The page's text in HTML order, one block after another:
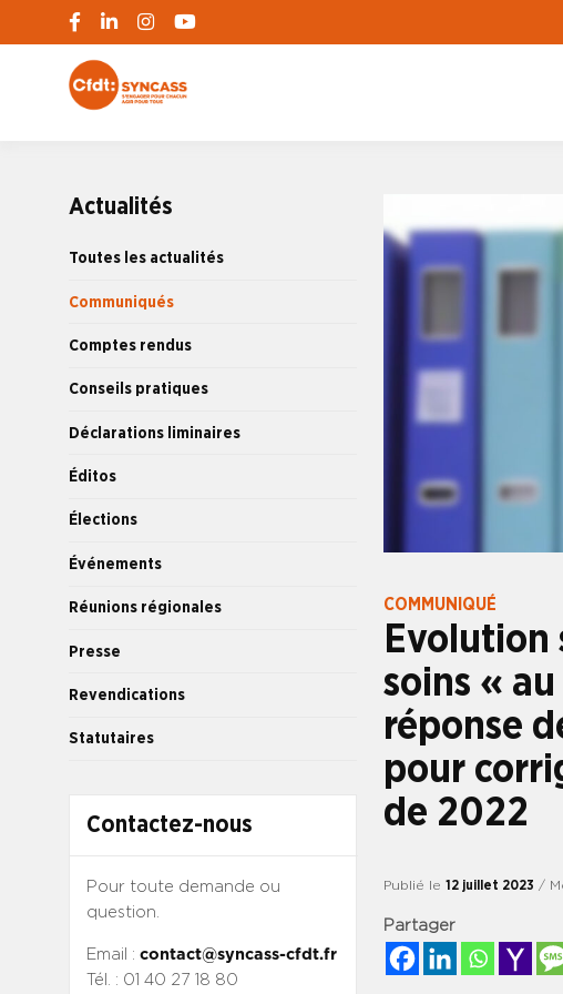
Actualités
Toutes les actualités
Communiqués
Comptes rendus
Conseils pratiques
Déclarations liminaires
Éditos
Élections
Événements
Réunions régionales
Presse
Revendications
Statutaires
Contactez-nous
Pour toute demande ou
question.
Email : contact@syncass-cfdt.fr
Tél. : 01 40 27 18 80
COMMUNIQUÉ
Evolution
soins «
réponse
pour
de 2022
Publié le 12 juillet 2023 /
Partager